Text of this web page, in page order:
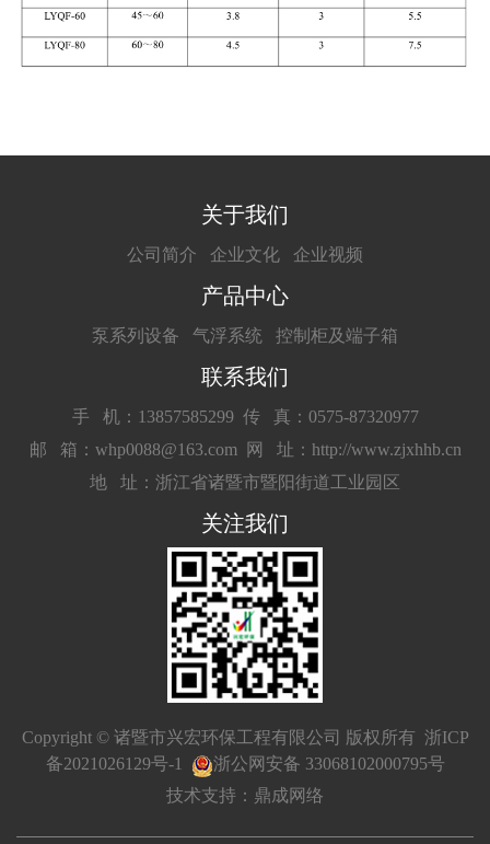
关于我们
公司简介 企业文化 企业视频
产品中心
泵系列设备 气浮系统 控制柜及端子箱
联系我们
手 机：13857585299 传 真：0575-87320977
邮 箱：whp0088@163.com
网 址：http://www.zjxhhb.cn
地 址：浙江省诸暨市暨阳街道工业园区
关注我们
Copyright © 诸暨市兴宏环保工程有限公司 版权所有 浙ICP
备2021026129号-1
浙公网安备 33068102000795号
技术支持：鼎成网络